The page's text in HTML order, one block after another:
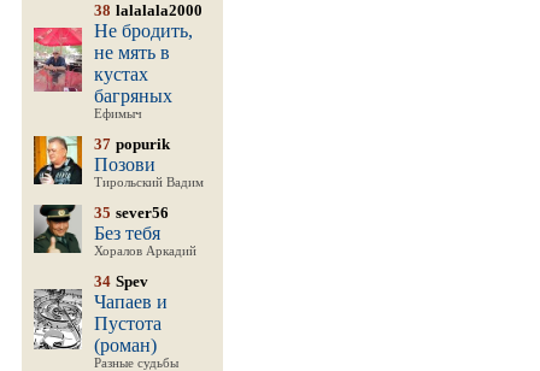
38 lalalala2000
Не бродить,
не мять в
кустах
багряных
Ефимыч
37 popurik
Позови
Тирольский Вадим
35 sever56
Без тебя
Хоралов Аркадий
34 Spev
Чапаев и
Пустота
(роман)
Разные судьбы